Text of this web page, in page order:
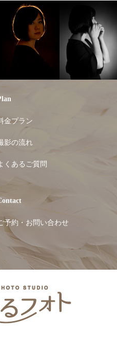
金プラン
影の流れ
くあるご質問
予約・お問い合わせ